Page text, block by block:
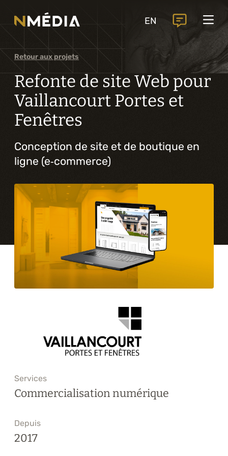
EN
Services
Services principaux
Analyse et conception numérique
Commercialisation numérique
Développement sur mesure
Expérience mobile
Intégration de solutions d’affaires
Intelligence artificielle
Services complémentaires
Formations
À propos
Blogue
Nous joindre
Retour aux projets
Refonte de site Web pour
Vaillancourt Portes et
Fenêtres
Conception de site et de boutique en
ligne (e‑commerce)
Services
Commercialisation numérique
Depuis
2017